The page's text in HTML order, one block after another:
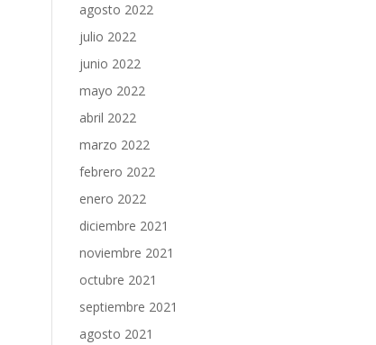
agosto 2022
julio 2022
junio 2022
mayo 2022
abril 2022
marzo 2022
febrero 2022
enero 2022
diciembre 2021
noviembre 2021
octubre 2021
septiembre 2021
agosto 2021